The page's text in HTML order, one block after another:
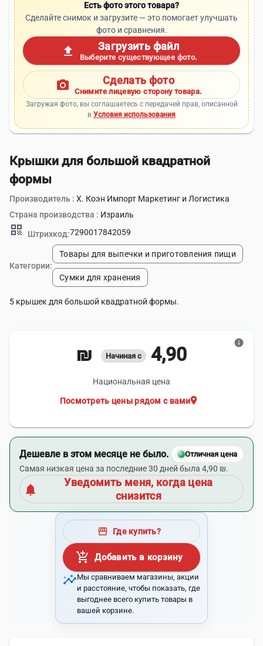
Есть фото этого товара?
Сделайте снимок и загрузите — это помогает улучшать
фото и сравнения.
upload Загрузить файл
Выберите существующее фото.
photo_camera Сделать фото
Снимите лицевую сторону товара.
Загружая фото, вы соглашаетесь с передачей прав, описанной
в Условия использования
Крышки для большой квадратной
формы
Производитель : Х. Коэн Импорт Маркетинг и Логистика
Страна производства : Израиль
qr_code Штрихкод:7290017842059
Категории:
Товары для выпечки и приготовления пищи
Сумки для хранения
5 крышек для большой квадратной формы.
Начиная с 4,90 ₪
Национальная цена
location_on
Посмотреть цены рядом с вами
info
Дешевле в этом месяце не было. Отличная цена
Самая низкая цена за последние 30 дней была 4,90 ₪.
notifications
Уведомить меня, когда цена
снизится
storefront Где купить?
add_shopping_cart Добавить в корзину
insightsМы сравниваем магазины, акции
и расстояние, чтобы показать, где
выгоднее всего купить товары в
вашей корзине.